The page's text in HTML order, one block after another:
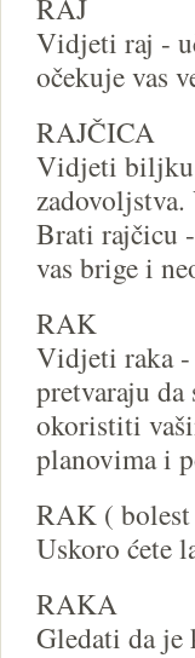
RAJ
Vidjeti raj -
očekuje vas
RAJČICA
Vidjeti biljku
Brati rajčicu
vas brige i
RAK
Vidjeti raka -
pretvaraju
okoristiti
planovima i
RAK (
Uskoro ćete
RAKA
Gledati da je